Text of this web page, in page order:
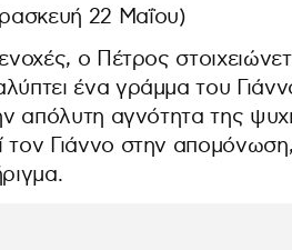
22 Μαΐου)
ο Πέτρος
ένα γράμμα του
απόλυτη αγνότητα της
Γιάννο στην